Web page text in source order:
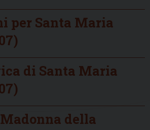
per Santa Maria
di Santa Maria
della